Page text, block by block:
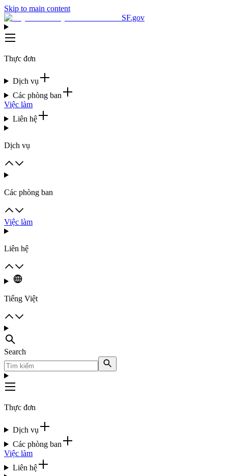
Skip to main content
SF.gov
Thực đơn
Dịch vụ
Các phòng ban
Việc làm
Liên hệ
Dịch vụ
Các phòng ban
Việc làm
Liên hệ
Tiếng Việt
Search
Thực đơn
Dịch vụ
Các phòng ban
Việc làm
Liên hệ